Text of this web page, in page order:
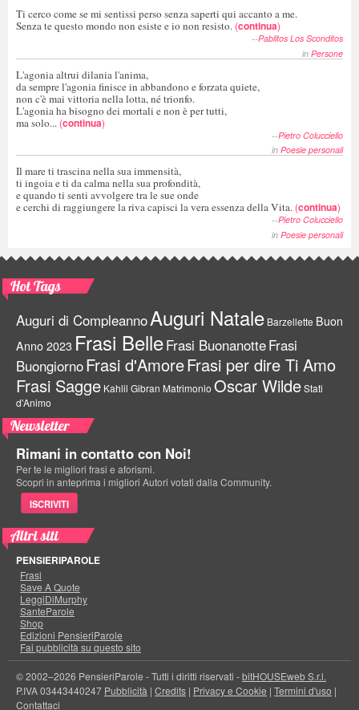
Ti cerco come se mi sentissi perso senza saperti qui accanto a me.
Senza te questo mondo non esiste e io non resisto. (continua)
--Pablitos Los Sconditos
in Persone
L'agonia altrui dilania l'anima,
da sempre l'agonia finisce in abbandono e forzata quiete,
non c'è mai vittoria nella lotta, né trionfo.
L'agonia ha bisogno dei mortali e non è per tutti,
ma solo... (continua)
--Pietro Colucciello
in Poesie personali
Il mare ti trascina nella sua immensità,
ti ingoia e ti da calma nella sua profondità,
e quando ti senti avvolgere tra le sue onde
e cerchi di raggiungere la riva capisci la vera essenza della Vita. (continua)
--Pietro Colucciello
in Poesie personali
Hot Tags
Auguri di CompleannoAuguri Natale Barzellette Buon
Anno 2023 Frasi BelleFrasi BuonanotteFrasi
BuongiornoFrasi d'AmoreFrasi per dire Ti Amo
Frasi Sagge Kahlil Gibran Matrimonio Oscar WildeStati
d'Animo
Newsletter
Rimani in contatto con Noi!
Per te le migliori frasi e aforismi.
Scopri in anteprima i migliori Autori votati dalla Community.
ISCRIVITI
Altri siti
PENSIERIPAROLE
Frasi
Save A Quote
LeggiDiMurphy
SanteParole
Shop
Edizioni PensieriParole
Fai pubblicità su questo sito
© 2002–2026 PensieriParole - Tutti i diritti riservati -bitHOUSEweb S.r.l.
P.IVA 03443440247 Pubblicità | Credits | Privacy e Cookie | Termini d'uso |
Contattaci